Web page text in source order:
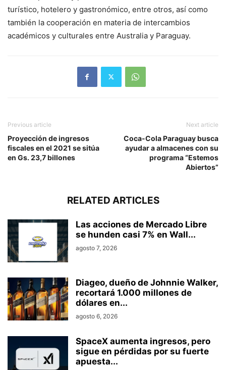
turístico, hotelero y gastronómico, entre otros, así como
también la cooperación en materia de intercambios
académicos y culturales entre Australia y Paraguay.
Previous article
Proyección de ingresos
fiscales en el 2021 se sitúa
en Gs. 23,7 billones
Next article
Coca-Cola Paraguay busca
ayudar a almacenes con su
programa “Estemos
Abiertos”
RELATED ARTICLES
Las acciones de Mercado Libre
se hunden casi 7% en Wall...
agosto 7, 2026
Diageo, dueño de Johnnie Walker,
recortará 1.000 millones de
dólares en...
agosto 6, 2026
SpaceX aumenta ingresos, pero
sigue en pérdidas por su fuerte
apuesta...